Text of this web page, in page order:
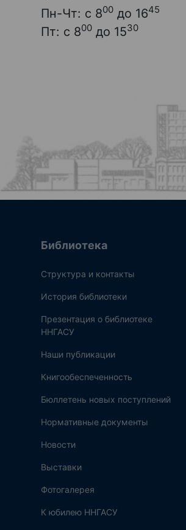
Пн-Чт: с 800 до 1645
Пт: с 800 до 1530
Библиотека
Структура и контакты
История библиотеки
Презентация о библиотеке
ННГАСУ
Наши публикации
Книгообеспеченность
Бюллетень новых поступлений
Нормативные документы
Новости
Выставки
Фотогалерея
К юбилею ННГАСУ